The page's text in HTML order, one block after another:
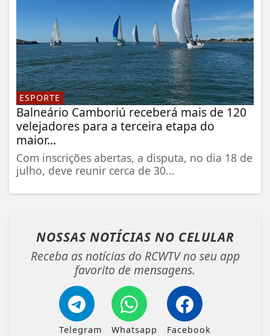
ESPORTE
Balneário Camboriú receberá mais de 120
velejadores para a terceira etapa do
maior...
Com inscrições abertas, a disputa, no dia 18 de
julho, deve reunir cerca de 30...
NOSSAS NOTÍCIAS NO CELULAR
Receba as notícias do RCWTV no seu app
favorito de mensagens.
Telegram Whatsapp Facebook